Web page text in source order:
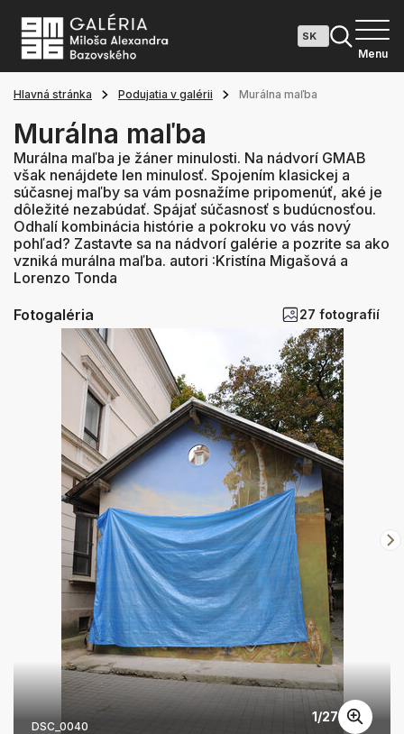
Menu
Hlavná stránka Podujatia v galérii Murálna maľba
Murálna maľba
Murálna maľba je žáner minulosti. Na nádvorí GMAB
však nenájdete len minulosť. Spojením klasickej a
súčasnej maľby sa vám posnažíme pripomenúť, aké je
dôležité nezabúdať. Spájať súčasnosť s budúcnosťou.
Odhalí kombinácia histórie a pokroku vo vás nový
pohľad? Zastavte sa na nádvorí galérie a pozrite sa ako
vzniká murálna maľba. autori :Kristína Migašová a
Lorenzo Tonda
Fotogaléria 27 fotografií
DSC_0040
1/27